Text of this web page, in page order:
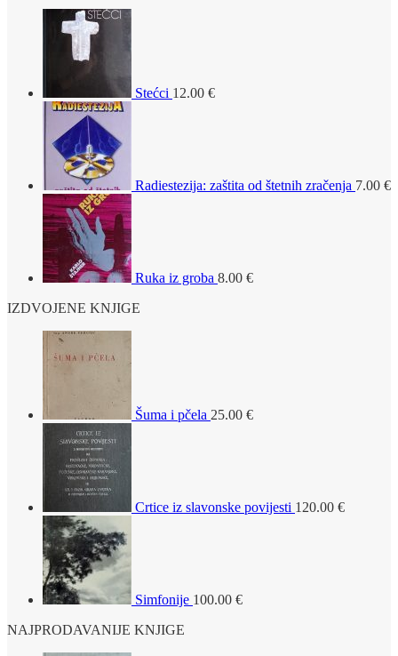
Stećci 12.00 €
Radiestezija: zaštita od štetnih zračenja 7.00 €
Ruka iz groba 8.00 €
IZDVOJENE KNJIGE
Šuma i pčela 25.00 €
Crtice iz slavonske povijesti 120.00 €
Simfonije 100.00 €
NAJPRODAVANIJE KNJIGE